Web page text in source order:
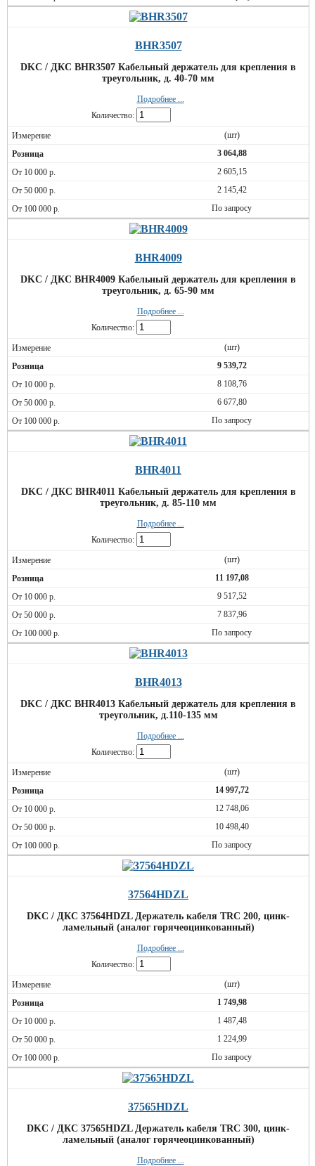
BHR3507
DKC / ДКС BHR3507 Кабельный держатель для крепления в
треугольник, д. 40-70 мм
Подробнее ...
Количество:
(шт)
3 064,88
2 605,15
2 145,42
По запросу
BHR4009
DKC / ДКС BHR4009 Кабельный держатель для крепления в
треугольник, д. 65-90 мм
Подробнее ...
Количество:
(шт)
9 539,72
8 108,76
6 677,80
По запросу
BHR4011
DKC / ДКС BHR4011 Кабельный держатель для крепления в
треугольник, д. 85-110 мм
Подробнее ...
Количество:
(шт)
11 197,08
9 517,52
7 837,96
По запросу
BHR4013
DKC / ДКС BHR4013 Кабельный держатель для крепления в
треугольник, д.110-135 мм
Подробнее ...
Количество:
(шт)
14 997,72
12 748,06
10 498,40
По запросу
37564HDZL
DKC / ДКС 37564HDZL Держатель кабеля TRC 200, цинк-
ламельный (аналог горячеоцинкованный)
Подробнее ...
Количество:
(шт)
1 749,98
1 487,48
1 224,99
По запросу
37565HDZL
DKC / ДКС 37565HDZL Держатель кабеля TRC 300, цинк-
ламельный (аналог горячеоцинкованный)
Подробнее ...